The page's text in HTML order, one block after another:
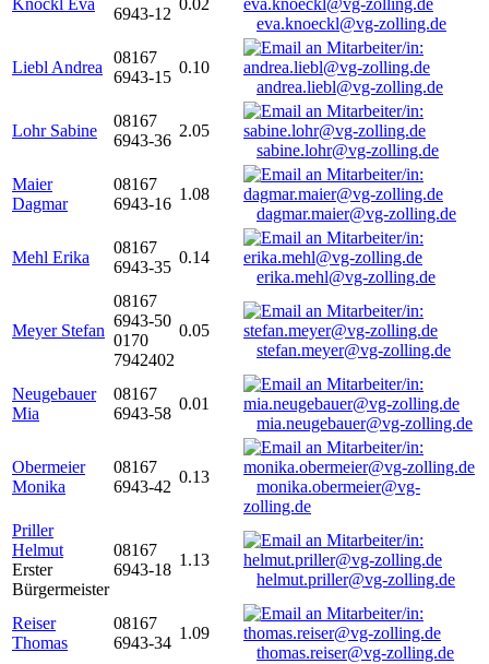
Knöckl Eva
6943-12
0.02
eva.knoeckl@vg-zolling.de
Liebl Andrea
08167
6943-15
0.10
andrea.liebl@vg-zolling.de
Lohr Sabine
08167
6943-36
2.05
sabine.lohr@vg-zolling.de
Maier
Dagmar
08167
6943-16
1.08
dagmar.maier@vg-zolling.de
Mehl Erika
08167
6943-35
0.14
erika.mehl@vg-zolling.de
Meyer Stefan
08167
6943-50
0170
7942402
0.05
stefan.meyer@vg-zolling.de
Neugebauer
Mia
08167
6943-58
0.01
mia.neugebauer@vg-zolling.de
Obermeier
Monika
08167
6943-42
0.13
monika.obermeier@vg-
zolling.de
Priller
Helmut
Erster
Bürgermeister
08167
6943-18
1.13
helmut.priller@vg-zolling.de
Reiser
Thomas
08167
6943-34
1.09
thomas.reiser@vg-zolling.de